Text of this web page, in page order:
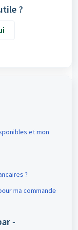
?
et mon
?
ma commande
-